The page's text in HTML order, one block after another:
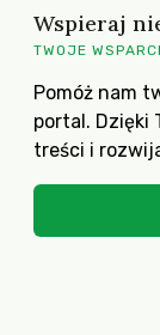
Wspieraj
TWOJE
Pomóż nam
portal. Dzięki
treści i